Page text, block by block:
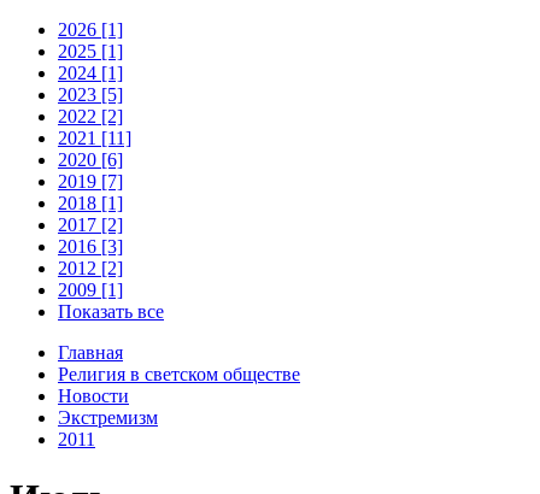
2026 [1]
2025 [1]
2024 [1]
2023 [5]
2022 [2]
2021 [11]
2020 [6]
2019 [7]
2018 [1]
2017 [2]
2016 [3]
2012 [2]
2009 [1]
Показать все
Главная
Религия в светском обществе
Новости
Экстремизм
2011